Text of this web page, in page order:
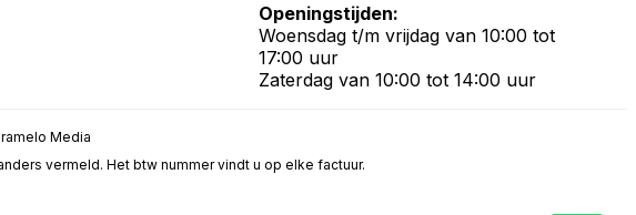
Openingstijden:
Woensdag t/m vrijdag van 10:00 tot
17:00 uur
Zaterdag van 10:00 tot 14:00 uur
Media
vermeld. Het btw nummer vindt u op elke factuur.